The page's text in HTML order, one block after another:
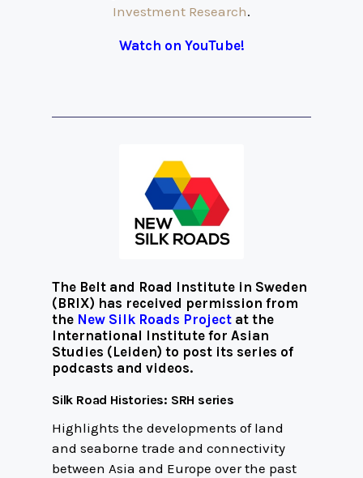
Investment Research.
Watch on YouTube!
The Belt and Road Institute in Sweden
(BRIX) has received permission from
the New Silk Roads Project at the
International Institute for Asian
Studies (Leiden) to post its series of
podcasts and videos.
Silk Road Histories: SRH series
Highlights the developments of land
and seaborne trade and connectivity
between Asia and Europe over the past